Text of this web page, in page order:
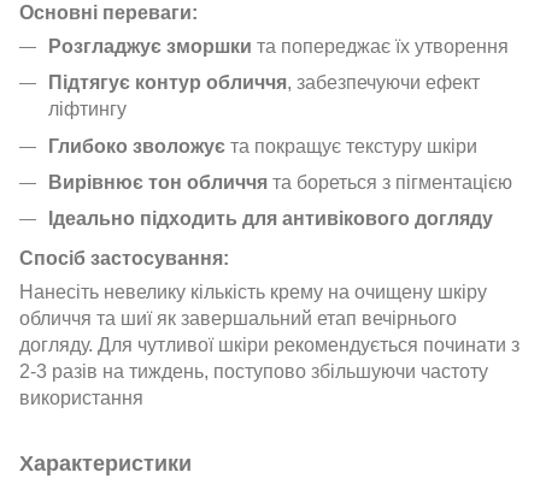
Основні переваги:
Розгладжує зморшки та попереджає їх утворення
Підтягує контур обличчя, забезпечуючи ефект
ліфтингу
Глибоко зволожує та покращує текстуру шкіри
Вирівнює тон обличчя та бореться з пігментацією
Ідеально підходить для антивікового догляду
Спосіб застосування:
Нанесіть невелику кількість крему на очищену шкіру
обличчя та шиї як завершальний етап вечірнього
догляду. Для чутливої шкіри рекомендується починати з
2-3 разів на тиждень, поступово збільшуючи частоту
використання
Характеристики